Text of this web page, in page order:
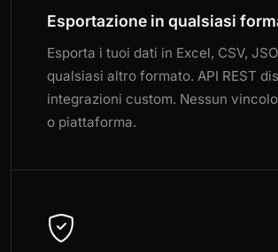
Esportazione in qualsiasi
Esporta i tuoi dati in Excel, CSV,
qualsiasi altro formato. API REST
integrazioni custom. Nessun
o piattaforma.